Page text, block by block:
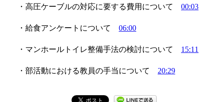
・高圧ケーブルの対応に要する費用について 00:03
・給食アンケートについて 06:00
・マンホールトイレ整備手法の検討について 15:11
・部活動における教員の手当について 20:29